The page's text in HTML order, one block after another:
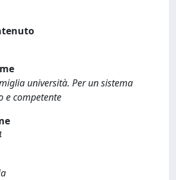
università. Per un sistema
e competente